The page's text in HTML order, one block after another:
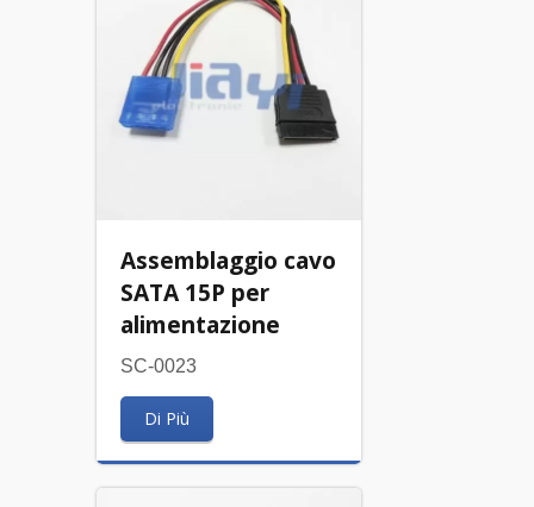
Assemblaggio cavo
SATA 15P per
alimentazione
SC-0023
Di Più